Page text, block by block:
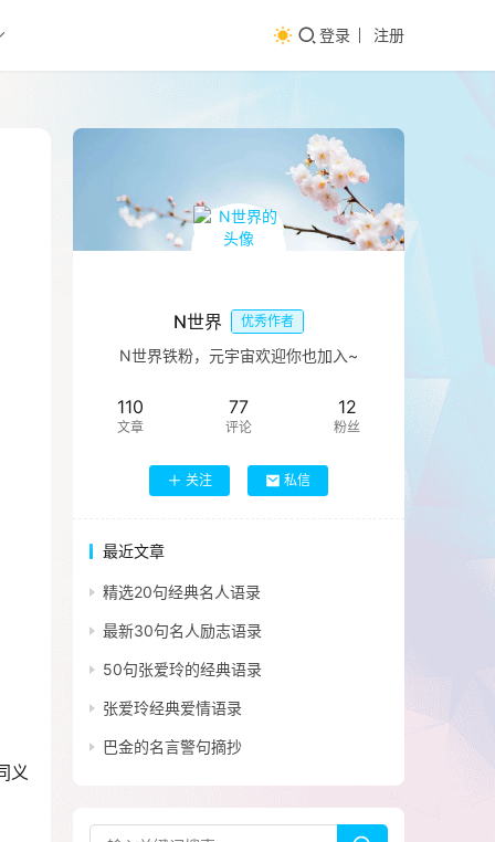
登录 注册
义
N世界 优秀作者
N世界铁粉，元宇宙欢迎你也加入~
110
文章
77
评论
12
粉丝
关注 私信
最近文章
精选20句经典名人语录
最新30句名人励志语录
50句张爱玲的经典语录
张爱玲经典爱情语录
巴金的名言警句摘抄